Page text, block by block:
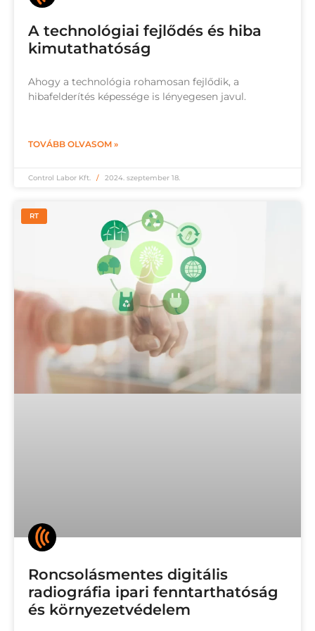
A technológiai fejlődés és hiba
kimutathatóság
Ahogy a technológia rohamosan fejlődik, a
hibafelderítés képessége is lényegesen javul.
TOVÁBB OLVASOM »
Control Labor Kft. 2024. szeptember 18.
RT
Roncsolásmentes digitális
radiográfia ipari fenntarthatóság
és környezetvédelem